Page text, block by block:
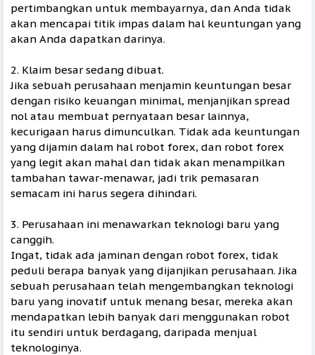
pertimbangkan untuk membayarnya, dan Anda tidak
akan mencapai titik impas dalam hal keuntungan yang
akan Anda dapatkan darinya.
2. Klaim besar sedang dibuat.
Jika sebuah perusahaan menjamin keuntungan besar
dengan risiko keuangan minimal, menjanjikan spread
nol atau membuat pernyataan besar lainnya,
kecurigaan harus dimunculkan. Tidak ada keuntungan
yang dijamin dalam hal robot forex, dan robot forex
yang legit akan mahal dan tidak akan menampilkan
tambahan tawar-menawar, jadi trik pemasaran
semacam ini harus segera dihindari.
3. Perusahaan ini menawarkan teknologi baru yang
canggih.
Ingat, tidak ada jaminan dengan robot forex, tidak
peduli berapa banyak yang dijanjikan perusahaan. Jika
sebuah perusahaan telah mengembangkan teknologi
baru yang inovatif untuk menang besar, mereka akan
mendapatkan lebih banyak dari menggunakan robot
itu sendiri untuk berdagang, daripada menjual
teknologinya.